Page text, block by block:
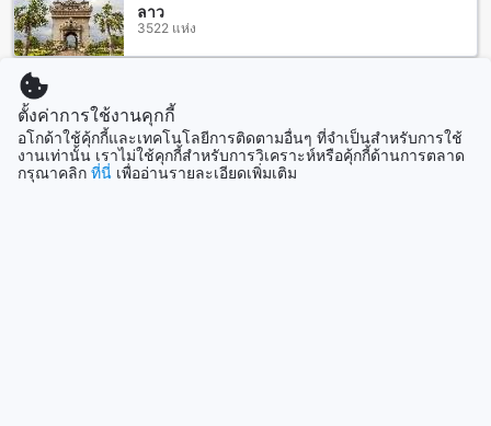
ทะเลสาบที่สวยงาม
นอกจากนี้ยังมีสถานที่ท่องเที่ยวอื่นๆ ที่คุณสามารถเข้าชมได้ใน
ระยะที่ใกล้เคียง เช่น ศูนย์ดูแลช้าง Elephant Care Park Phuket​
ซึ่งเป็นสถานที่ที่คุณสามารถมีโอกาสเข้าไปสัมผัสกับช้างและเรียน
รู้เกี่ยวกับการดูแลช้าง นอกจากนี้ยังมี Thavorn Beach ที่เป็นหาด
ส่วนตัวที่มีทรัพย์สินธรรมชาติที่งดงาม และศูนย์ดูแลช้าง
Baanchanghai Elephant Lovers ที่นี่คุณสามารถมีโอกาสใกล้ชิด
กับช้างและเรียนรู้เพิ่มเติมเกี่ยวกับชีวิตของช้างได้อีกด้วย
ลาว
3522 แห่ง
มาเลเซีย
107905 แห่ง
ตั้งค่าการใช้งานคุกกี้
อโกด้าใช้คุ้กกี้และเทคโนโลยีการติดตามอื่นๆ ที่จำเป็นสำหรับการใช้
งานเท่านั้น เราไม่ใช้คุกกี้สำหรับการวิเคราะห์หรือคุ้กกี้ด้านการตลาด
กรุณาคลิก ที่นี่ เพื่ออ่านรายละเอียดเพิ่มเติม